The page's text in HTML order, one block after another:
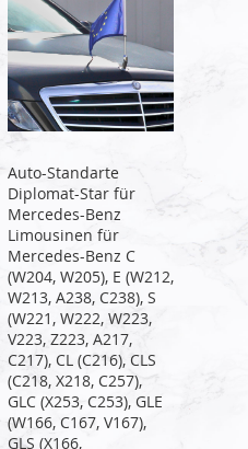
Auto-Standarte
Diplomat-Star für
Mercedes-Benz
Limousinen für
Mercedes-Benz C
(W204, W205), E (W212,
W213, A238, C238), S
(W221, W222, W223,
V223, Z223, A217,
C217), CL (C216), CLS
(C218, X218, C257),
GLC (X253, C253), GLE
(W166, C167, V167),
GLS (X166,